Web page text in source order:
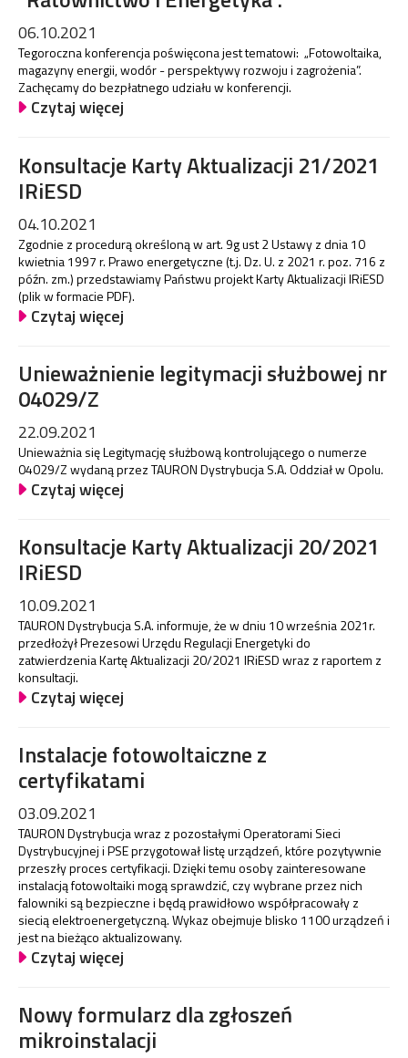
06.10.2021
Tegoroczna konferencja poświęcona jest tematowi: „Fotowoltaika,
magazyny energii, wodór - perspektywy rozwoju i zagrożenia”.
Zachęcamy do bezpłatnego udziału w konferencji.
Czytaj więcej
Konsultacje Karty Aktualizacji 21/2021
IRiESD
04.10.2021
Zgodnie z procedurą określoną w art. 9g ust 2 Ustawy z dnia 10
kwietnia 1997 r. Prawo energetyczne (t.j. Dz. U. z 2021 r. poz. 716 z
późn. zm.) przedstawiamy Państwu projekt Karty Aktualizacji IRiESD
(plik w formacie PDF).
Czytaj więcej
Unieważnienie legitymacji służbowej nr
04029/Z
22.09.2021
Unieważnia się Legitymację służbową kontrolującego o numerze
04029/Z wydaną przez TAURON Dystrybucja S.A. Oddział w Opolu.
Czytaj więcej
Konsultacje Karty Aktualizacji 20/2021
IRiESD
10.09.2021
TAURON Dystrybucja S.A. informuje, że w dniu 10 września 2021r.
przedłożył Prezesowi Urzędu Regulacji Energetyki do
zatwierdzenia Kartę Aktualizacji 20/2021 IRiESD wraz z raportem z
konsultacji.
Czytaj więcej
Instalacje fotowoltaiczne z
certyfikatami
03.09.2021
TAURON Dystrybucja wraz z pozostałymi Operatorami Sieci
Dystrybucyjnej i PSE przygotował listę urządzeń, które pozytywnie
przeszły proces certyfikacji. Dzięki temu osoby zainteresowane
instalacją fotowoltaiki mogą sprawdzić, czy wybrane przez nich
falowniki są bezpieczne i będą prawidłowo współpracowały z
siecią elektroenergetyczną. Wykaz obejmuje blisko 1100 urządzeń i
jest na bieżąco aktualizowany.
Czytaj więcej
Nowy formularz dla zgłoszeń
mikroinstalacji